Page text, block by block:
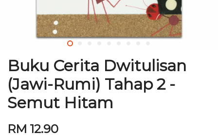
Buku Cerita Dwitulisan
(Jawi-Rumi) Tahap 2 -
Semut Hitam
RM 12.90